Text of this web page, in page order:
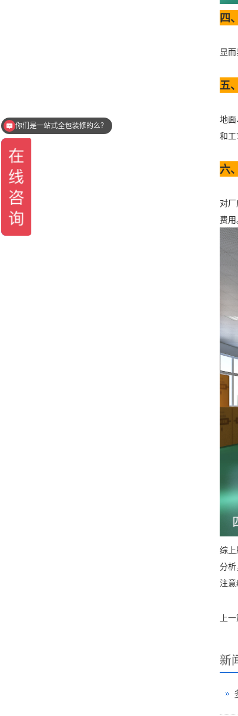
四
显
五
地
和工
六
对
费
综
分
注
上
新
你们只做深圳项目么？